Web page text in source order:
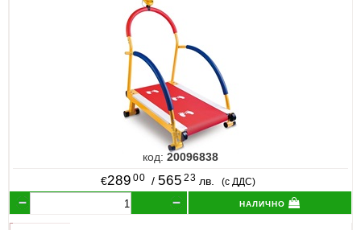
код: 20096838
€289 00 / 565 23 лв. (с ДДС)
налично